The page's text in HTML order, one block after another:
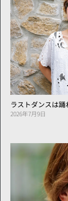
ラストダンスは踊
2026年7月9日